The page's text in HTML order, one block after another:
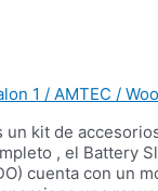
1 / AMTEC /
kit de
, el Battery
cuenta con un